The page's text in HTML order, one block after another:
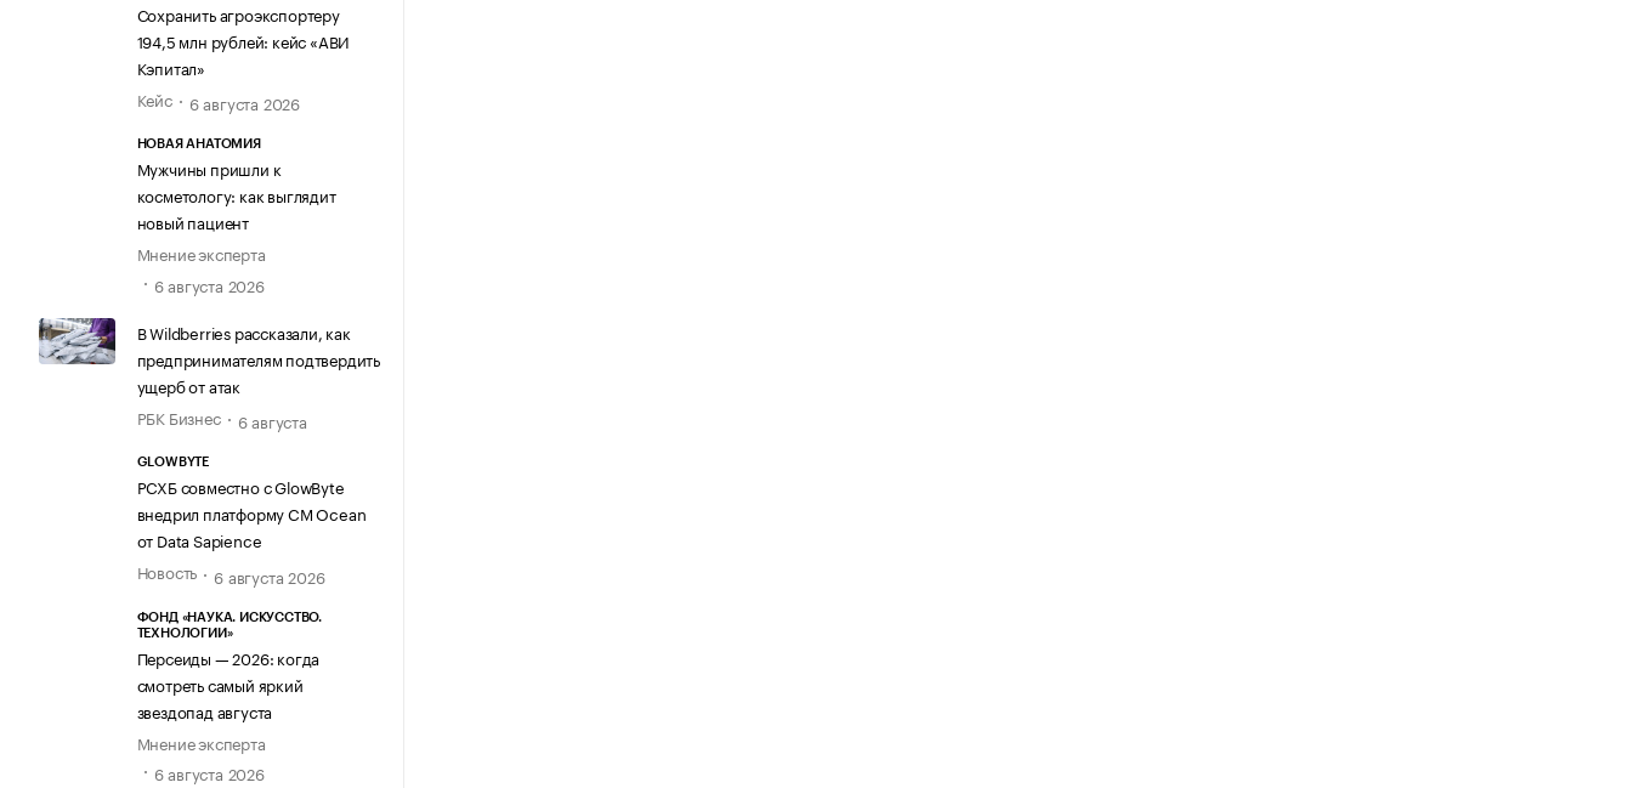
Сохранить агроэкспортеру
194,5 млн рублей: кейс «АВИ
Кэпитал»
Кейс
6 августа 2026
НОВАЯ АНАТОМИЯ
Мужчины пришли к
косметологу: как выглядит
новый пациент
Мнение эксперта
6 августа 2026
В Wildberries рассказали, как
предпринимателям подтвердить
ущерб от атак
РБК Бизнес
6 августа
GLOWBYTE
РСХБ совместно с GlowByte
внедрил платформу CM Ocean
от Data Sapience
Новость
6 августа 2026
ФОНД «НАУКА. ИСКУССТВО.
ТЕХНОЛОГИИ»
Персеиды — 2026: когда
смотреть самый яркий
звездопад августа
Мнение эксперта
6 августа 2026